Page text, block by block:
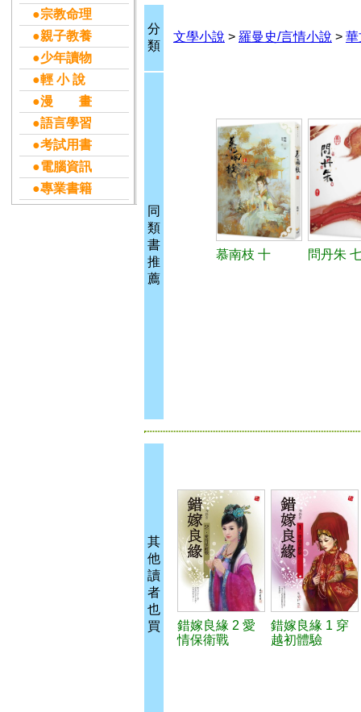
●宗教命理
●親子教養
●少年讀物
●輕 小 說
●漫 畫
●語言學習
●考試用書
●電腦資訊
●專業書籍
分
類
文學小說 > 羅曼史/言情小說 > 華
同
類
書
推
薦
慕南枝 十 問丹朱
其
他
讀
者
也
買
錯嫁良緣 2 愛
情保衛戰
錯嫁良緣 1 穿
越初體驗